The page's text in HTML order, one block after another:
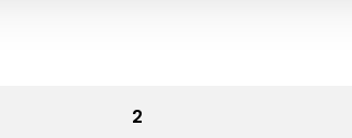
2